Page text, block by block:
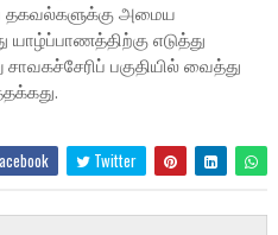
தகவல்களுக்கு அமைய
யாழ்ப்பாணத்திற்கு எடுத்து
பகுதியில் வைத்து
Twitter